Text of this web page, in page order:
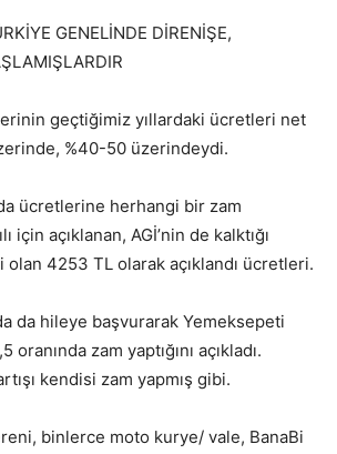
GENELİNDE DİRENİŞE,
geçtiğimiz yıllardaki ücretleri net
%40-50 üzerindeydi.
ücretlerine herhangi bir zam
için açıklanan, AGİ’nin de kalktığı
4253 TL olarak açıklandı ücretleri.
da hileye başvurarak Yemeksepeti
oranında zam yaptığını açıkladı.
kendisi zam yapmış gibi.
binlerce moto kurye/ vale, BanaBi